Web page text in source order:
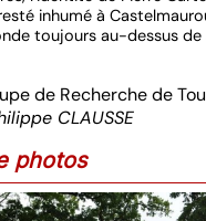
inhumé à
toujours au-dessus de
de Recherche de
CLAUSSE
photos